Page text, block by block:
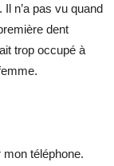
n’a pas vu quand
dent
trop occupé à
téléphone.